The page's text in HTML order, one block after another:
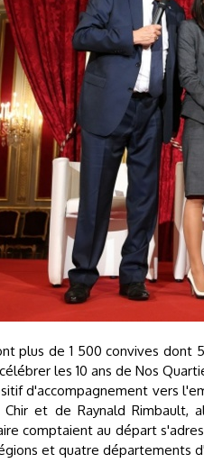
plus de 1 500 convives dont
les 10 ans de Nos
d'accompagnement vers
Chir et de Raynald
comptaient au départ
et quatre départements